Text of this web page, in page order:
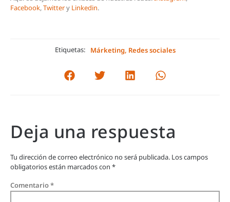
Facebook,Twittery Linkedin.
Etiquetas: Márketing, Redes sociales
Deja una respuesta
Tu dirección de correo electrónico no será publicada. Los campos
obligatorios están marcados con *
Comentario*